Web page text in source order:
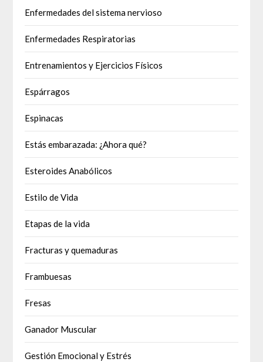
Enfermedades del sistema nervioso
Enfermedades Respiratorias
Entrenamientos y Ejercicios Físicos
Espárragos
Espinacas
Estás embarazada: ¿Ahora qué?
Esteroides Anabólicos
Estilo de Vida
Etapas de la vida
Fracturas y quemaduras
Frambuesas
Fresas
Ganador Muscular
Gestión Emocional y Estrés